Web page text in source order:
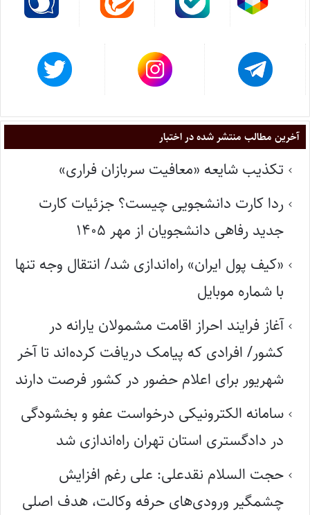
آخرین مطالب منتشر شده در اختبار
تکذیب شایعه «معافیت سربازان فراری»
ردا کارت دانشجویی چیست؟ جزئیات کارت
جدید رفاهی دانشجویان از مهر ۱۴۰۵
«کیف پول ایران» راه‌اندازی شد/ انتقال وجه تنها
با شماره موبایل
آغاز فرایند احراز اقامت مشمولان یارانه در
کشور/ افرادی که پیامک دریافت کرده‌اند تا آخر
شهریور برای اعلام حضور در کشور فرصت دارند
سامانه الکترونیکی درخواست عفو و بخشودگی
در دادگستری استان تهران راه‌اندازی شد
حجت السلام نقدعلی: علی رغم افزایش
چشمگیر ورودی‌های حرفه وکالت، هدف اصلی